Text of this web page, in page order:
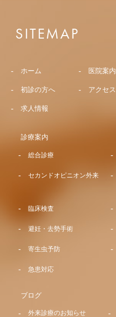
SITEMAP
ホーム 医院案内
初診の方へ アクセス
求人情報
診療案内
総合診療
セカンドオピニオン外来
臨床検査
避妊・去勢手術
寄生虫予防
急患対応
ブログ
外来診療のお知らせ